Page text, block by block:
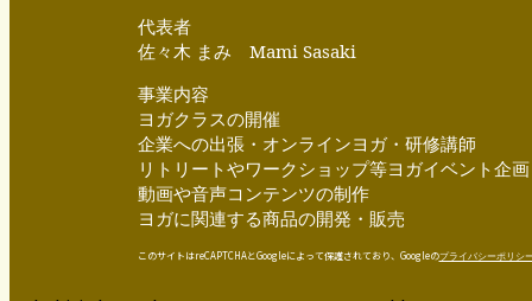
代表者
佐々木 まみ Mami Sasaki
事業内容
ヨガクラスの開催
企業への出張・オンラインヨガ・研修講師
リトリートやワークショップ等ヨガイベント企画
動画や音声コンテンツの制作
ヨガに関連する商品の開発・販売
このサイトはreCAPTCHAとGoogleによって保護されており、Googleのプライバシーポリシ